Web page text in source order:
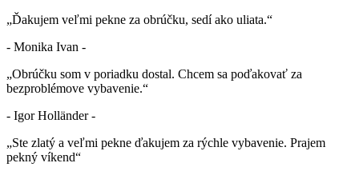
„Ďakujem veľmi pekne za obrúčku, sedí ako uliata.“
- Monika Ivan -
„Obrúčku som v poriadku dostal. Chcem sa poďakovať za
bezproblémove vybavenie.“
- Igor Holländer -
„Ste zlatý a veľmi pekne ďakujem za rýchle vybavenie. Prajem
pekný víkend“